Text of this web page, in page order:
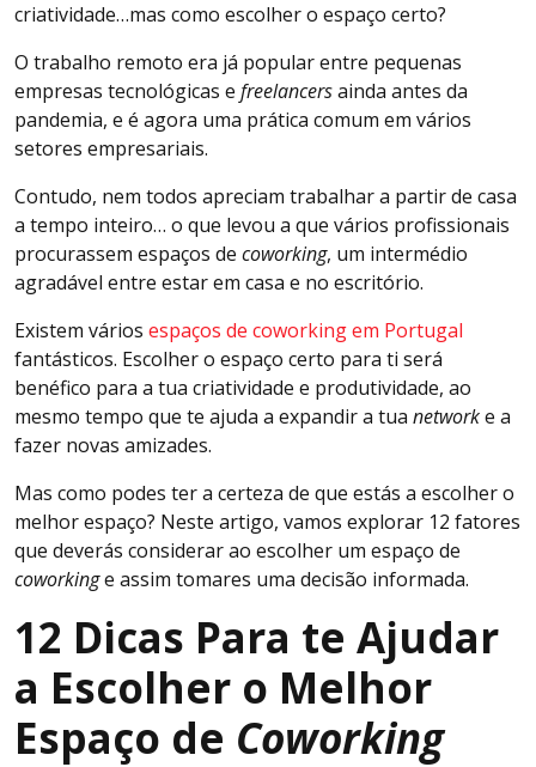
criatividade…mas como escolher o espaço certo?
O trabalho remoto era já popular entre pequenas
empresas tecnológicas e freelancersainda antes da
pandemia, e é agora uma prática comum em vários
setores empresariais.
Contudo, nem todos apreciam trabalhar a partir de casa
a tempo inteiro… o que levou a que vários profissionais
procurassem espaços de coworking, um intermédio
agradável entre estar em casa e no escritório.
Existem vários espaços de coworking em Portugal
fantásticos. Escolher o espaço certo para ti será
benéfico para a tua criatividade e produtividade, ao
mesmo tempo que te ajuda a expandir a tua networke a
fazer novas amizades.
Mas como podes ter a certeza de que estás a escolher o
melhor espaço? Neste artigo, vamos explorar 12 fatores
que deverás considerar ao escolher um espaço de
coworkinge assim tomares uma decisão informada.
12 Dicas Para te Ajudar
a Escolher o Melhor
Espaço de Coworking